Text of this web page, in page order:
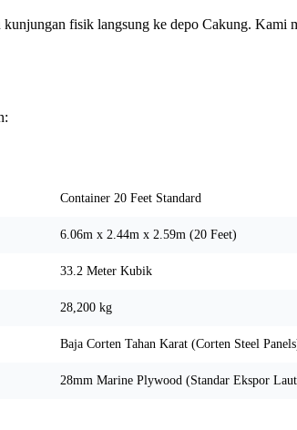
fisik langsung ke depo Cakung.
Container 20 Feet Standard
6.06m x 2.44m x 2.59m (20 Feet)
33.2 Meter Kubik
28,200 kg
Baja Corten Tahan Karat (Corten Steel
28mm Marine Plywood (Standar Ekspor